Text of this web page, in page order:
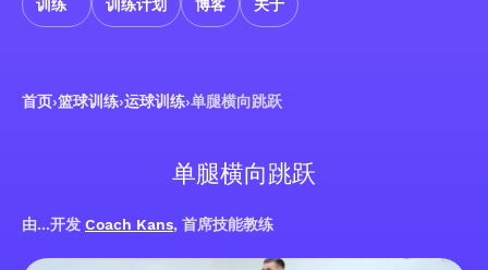
训练 训练计划 博客 关于
首页›篮球训练›运球训练›单腿横向跳跃
单腿横向跳跃
由...开发 Coach Kans, 首席技能教练